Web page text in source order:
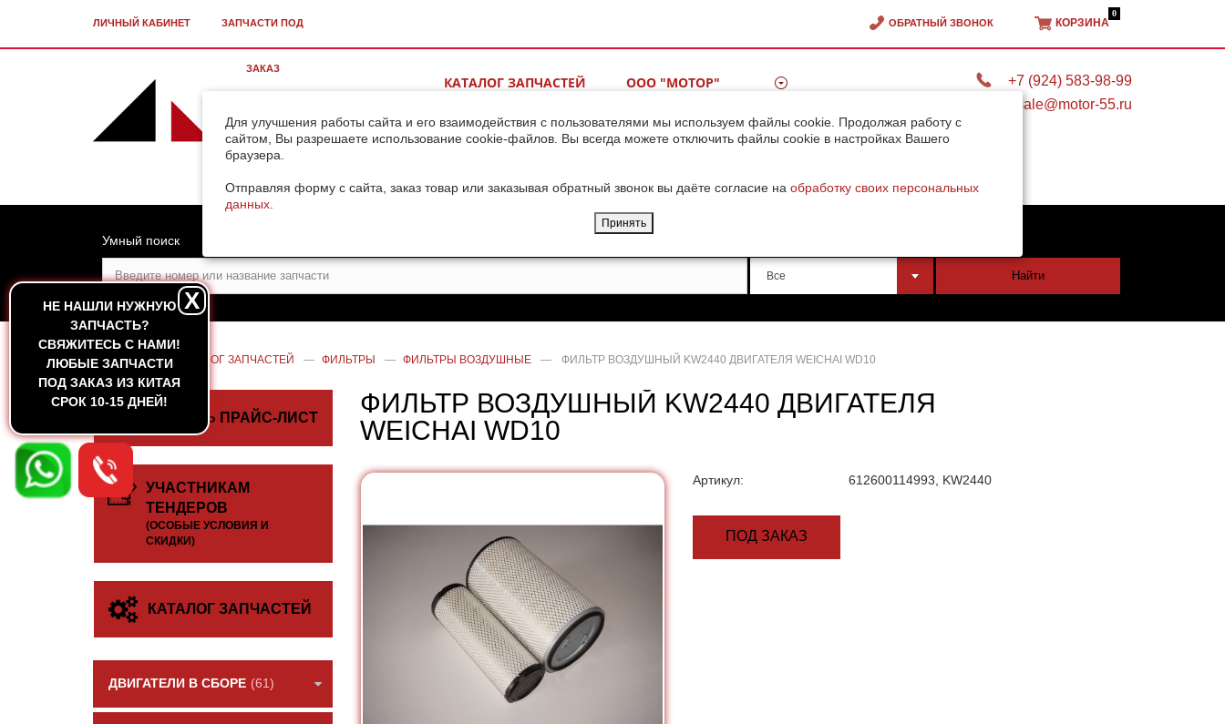
Для улучшения работы сайта и его взаимодействия с пользователями мы используем файлы cookie. Продолжая работу с
сайтом, Вы разрешаете использование cookie-файлов. Вы всегда можете отключить файлы cookie в настройках Вашего
браузера.
Отправляя форму с сайта, заказ товар или заказывая обратный звонок вы даёте согласие на обработку своих персональных
данных
Принять
ЛИЧНЫЙ КАБИНЕТ ЗАПЧАСТИ ПОД
ЗАКАЗ
ОБРАТНЫЙ ЗВОНОК КОРЗИНА
0
КАТАЛОГ ЗАПЧАСТЕЙ ООО "МОТОР"
ВИДЕОГАЛЕРЕЯ КОНТАКТЫ
+7 (924) 583-98-99
sale@motor-55.ru
НЕ НАШЛИ НУЖНУЮ
ЗАПЧАСТЬ?
CВЯЖИТЕСЬ С НАМИ!
ЛЮБЫЕ ЗАПЧАСТИ
ПОД ЗАКАЗ ИЗ КИТАЯ
СРОК 10-15 ДНЕЙ!
X
Умный поиск
Все Найти
ГЛАВНАЯ — КАТАЛОГ ЗАПЧАСТЕЙ — ФИЛЬТРЫ — ФИЛЬТРЫ ВОЗДУШНЫЕ — ФИЛЬТР ВОЗДУШНЫЙ KW2440 ДВИГАТЕЛЯ WEICHAI WD10
СКАЧАТЬ ПРАЙС-ЛИСТ
УЧАСТНИКАМ
ТЕНДЕРОВ
(ОСОБЫЕ УСЛОВИЯ И
СКИДКИ)
КАТАЛОГ ЗАПЧАСТЕЙ
ДВИГАТЕЛИ В СБОРЕ (61)
ФИЛЬТР ВОЗДУШНЫЙ KW2440 ДВИГАТЕЛЯ
WEICHAI WD10
Артикул: 612600114993, KW2440
ПОД ЗАКАЗ